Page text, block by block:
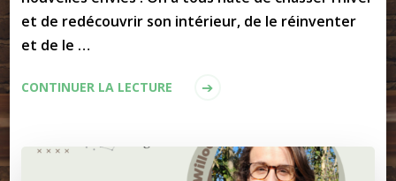
et de redécouvrir son intérieur, de le réinventer
et de le …
CONTINUER LA LECTURE